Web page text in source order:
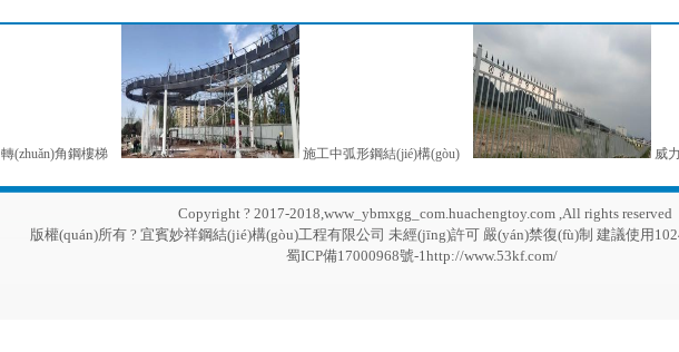
轉(zhuǎn)角鋼樓梯 施工中弧形鋼結(jié)構(gòu) 威
Copyright ? 2017-2018,www_ybmxgg_com.huachengtoy.com ,All rights reserved
版權(quán)所有 ? 宜賓妙祥鋼結(jié)構(gòu)工程有限公司 未經(jīng)許可 嚴(yán)禁復(fù)制 建議使用
蜀ICP備17000968號-1http://www.53kf.com/